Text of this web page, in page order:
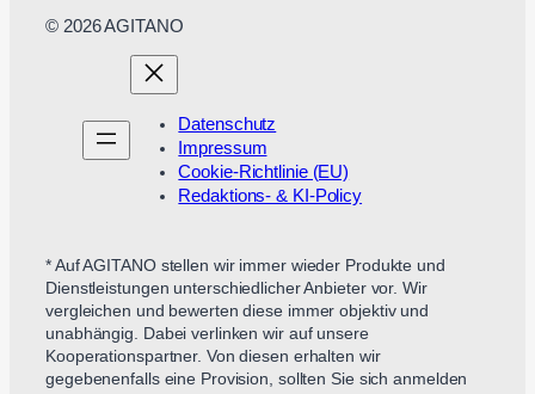
© 2026 AGITANO
Datenschutz
Impressum
Cookie-Richtlinie (EU)
Redaktions- & KI-Policy
* Auf AGITANO stellen wir immer wieder Produkte und
Dienstleistungen unterschiedlicher Anbieter vor. Wir
vergleichen und bewerten diese immer objektiv und
unabhängig. Dabei verlinken wir auf unsere
Kooperationspartner. Von diesen erhalten wir
gegebenenfalls eine Provision, sollten Sie sich anmelden